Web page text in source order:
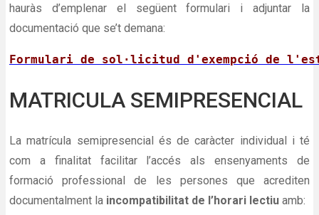
hauràs d’emplenar el següent formulari i adjuntar la
documentació que se’t demana:
Formulari de sol·licitud d'exempció de
MATRICULA SEMIPRESENCIAL
La matrícula semipresencial és de caràcter individual i té
com a finalitat facilitar l’accés als ensenyaments de
formació professional de les persones que acrediten
documentalment la incompatibilitat de l’horari lectiu amb: